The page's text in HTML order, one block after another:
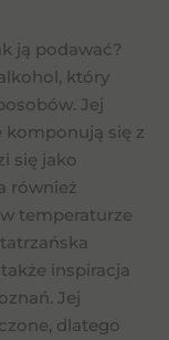
ją podawać?
który
Jej
się z
się jako
również
temperaturze
inspiracja
Jej
dlatego